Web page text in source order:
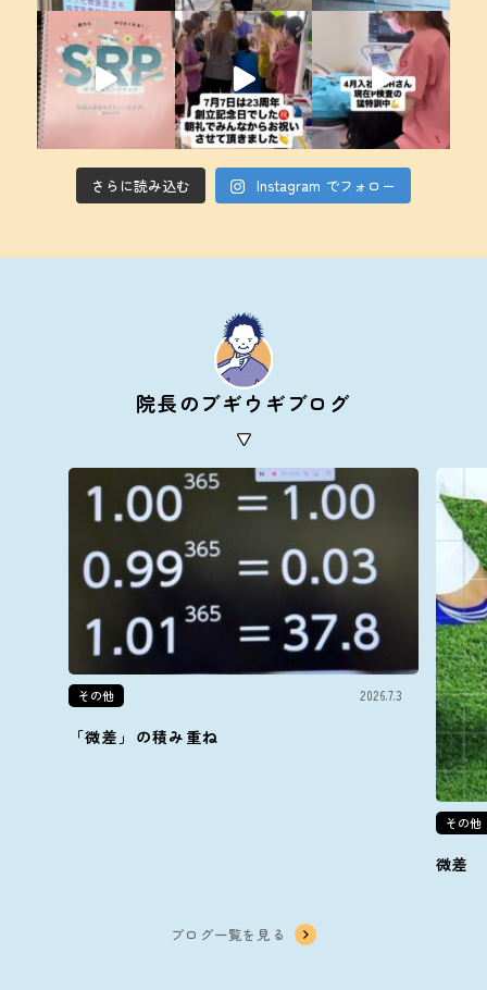
さらに読み込む Instagram でフォロー
院長のブギウギブログ
その他 2026.7.3
「微差」の積み重ね
その他
微差
ブログ一覧を見る